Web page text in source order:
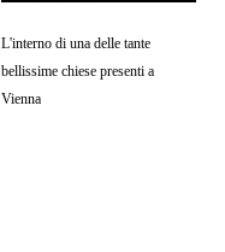
L'interno di una delle tante
bellissime chiese presenti a
Vienna